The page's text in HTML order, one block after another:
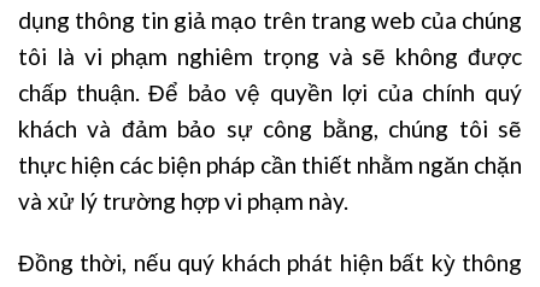
dụng thông tin giả mạo trên trang web của chúng
tôi là vi phạm nghiêm trọng và sẽ không được
chấp thuận. Để bảo vệ quyền lợi của chính quý
khách và đảm bảo sự công bằng, chúng tôi sẽ
thực hiện các biện pháp cần thiết nhằm ngăn chặn
và xử lý trường hợp vi phạm này.
Đồng thời, nếu quý khách phát hiện bất kỳ thông